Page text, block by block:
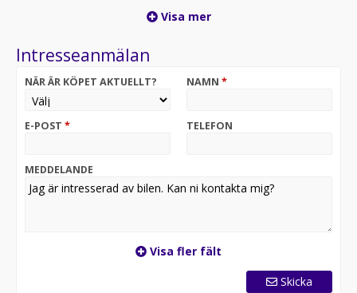
GLE 350dE med det snygga AMG sportpaketet! Bilen är
ÅLDER! FÖRMÅNLIGA FINANSIERINGS LÖSNINGAR
FRÅN 0KR KONTANT. ALLA VÅRA BILAR KAN FÅS MED
Stockholm, en av Sveriges största premium bilhandlare!
Visa mer
Intresseanmälan
NÄR ÄR KÖPET AKTUELLT? NAMN *
E-POST * TELEFON
MEDDELANDE
Visa fler fält
Skicka